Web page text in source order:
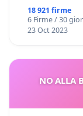
18 921 firme
6 Firme / 30
23 Oct 2023
NO ALLA